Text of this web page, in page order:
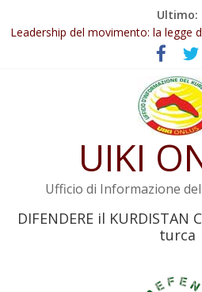
Ultimo:
Abdullah Öcalan: Le legge negativa
Leadership del movimento: la legge
Öcalan e l’intero movimento
Commissione donne del KNK:
Non tenere conto della situazione di
Il KNK chiede un’azione
UIKI
Ufficio di Informazione
DIFENDERE il
turca